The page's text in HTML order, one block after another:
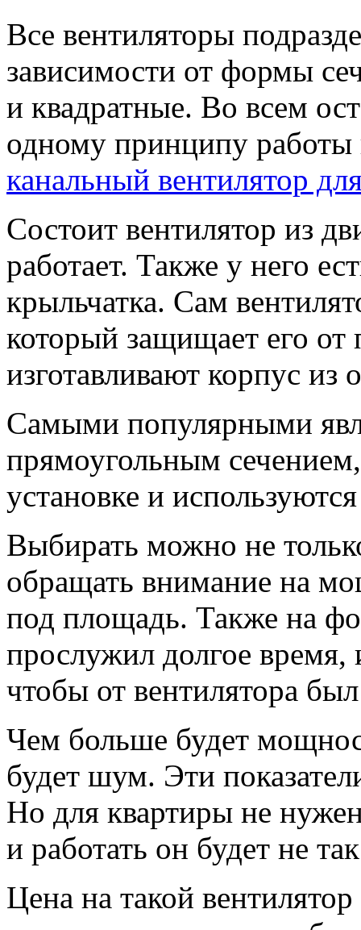
Все вентиляторы
зависимости от формы
и квадратные. Во всем
одному принципу работы
канальный вентилятор
Состоит вентилятор из
работает. Также у него
крыльчатка. Сам
который защищает его
изготавливают корпус из
Самыми популярными
прямоугольным
установке и
Выбирать можно не
обращать внимание на
под площадь. Также на
прослужил долгое время,
чтобы от вентилятора
Чем больше будет
будет шум. Эти
Но для квартиры не
и работать он будет не
Цена на такой